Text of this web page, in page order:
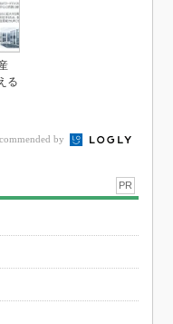
る
by
PR